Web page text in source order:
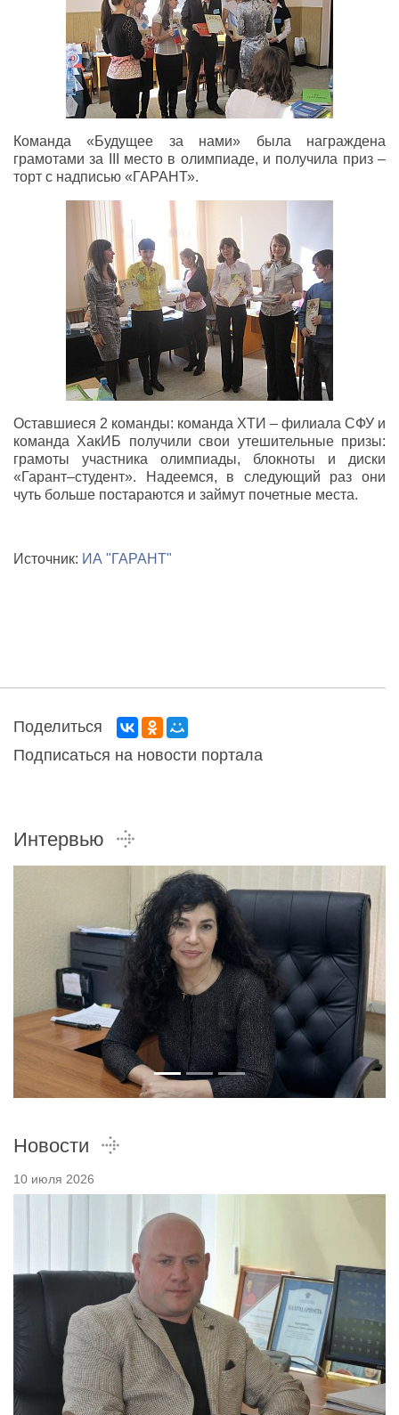
Команда «Будущее за нами» была награждена
грамотами за III место в олимпиаде, и получила приз –
торт с надписью «ГАРАНТ».
Оставшиеся 2 команды: команда ХТИ – филиала СФУ и
команда ХакИБ получили свои утешительные призы:
грамоты участника олимпиады, блокноты и диски
«Гарант–студент». Надеемся, в следующий раз они
чуть больше постараются и займут почетные места.
Источник: ИА "ГАРАНТ"
Поделиться
Подписаться на новости портала
Интервью
Новости
10 июля 2026